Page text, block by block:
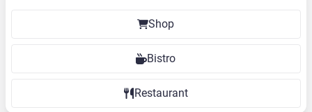
Shop
Bistro
Restaurant